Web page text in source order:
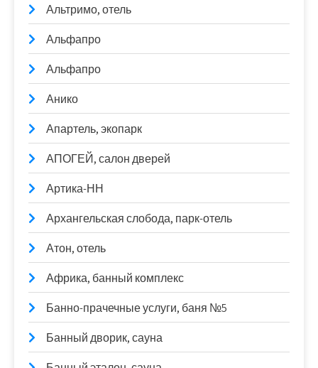
Альтримо, отель
Альфапро
Альфапро
Анико
Апартель, экопарк
АПОГЕЙ, салон дверей
Артика-НН
Архангельская слобода, парк-отель
Атон, отель
Африка, банный комплекс
Банно-прачечные услуги, баня №5
Банный дворик, сауна